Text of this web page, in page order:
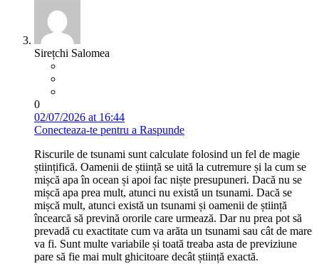
Sirețchi Salomea
0
02/07/2026 at 16:44
Conecteaza-te pentru a Raspunde
Riscurile de tsunami sunt calculate folosind un fel de magie
științifică. Oamenii de știință se uită la cutremure și la cum se
mișcă apa în ocean și apoi fac niște presupuneri. Dacă nu se
mișcă apa prea mult, atunci nu există un tsunami. Dacă se
mișcă mult, atunci există un tsunami și oamenii de știință
încearcă să prevină ororile care urmează. Dar nu prea pot să
prevadă cu exactitate cum va arăta un tsunami sau cât de mare
va fi. Sunt multe variabile și toată treaba asta de previziune
pare să fie mai mult ghicitoare decât știință exactă.